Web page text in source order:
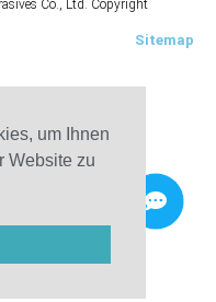
um Ihnen
Website zu
Co., Ltd. Copyright
Sitemap